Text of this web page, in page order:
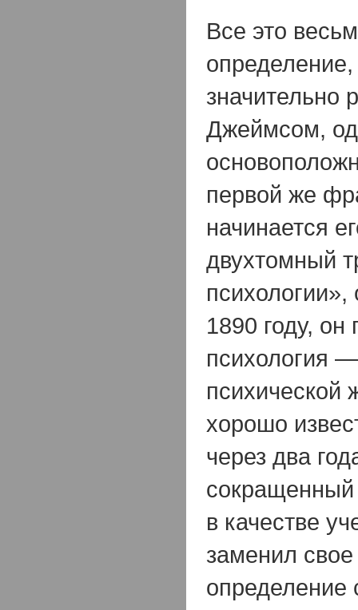
Все это
значительно
Джеймсом,
первой же
начинается
двухтомный
1890 году, он
психология
психической
хорошо
через два
сокращенный
в качестве
заменил